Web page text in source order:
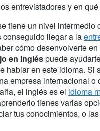
entrevistadores y en
tiene un nivel
conseguido llegar a la
cómo desenvolverte
en ingléspuede
hablar en este idioma.
empresa internacional
el inglés es el idioma
tienes varias
tus conocimientos, o las